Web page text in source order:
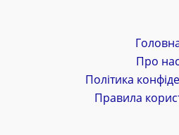
Про нас
Політика
Правила